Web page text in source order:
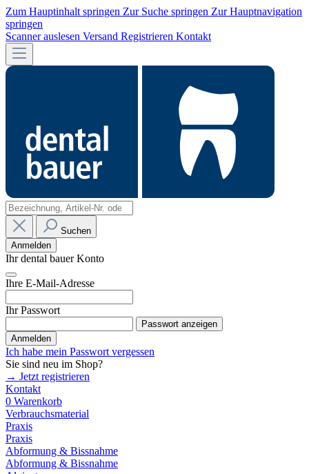
Zum Hauptinhalt springen Zur Suche springen Zur Hauptnavigation
springen
Scanner auslesen Versand Registrieren Kontakt
Suchen
Anmelden
Ihr dental bauer Konto
Ihre E-Mail-Adresse
Ihr Passwort
Passwort anzeigen
Anmelden
Ich habe mein Passwort vergessen
Sie sind neu im Shop?
→ Jetzt registrieren
Kontakt
0 Warenkorb
Verbrauchsmaterial
Praxis
Praxis
Abformung & Bissnahme
Abformung & Bissnahme